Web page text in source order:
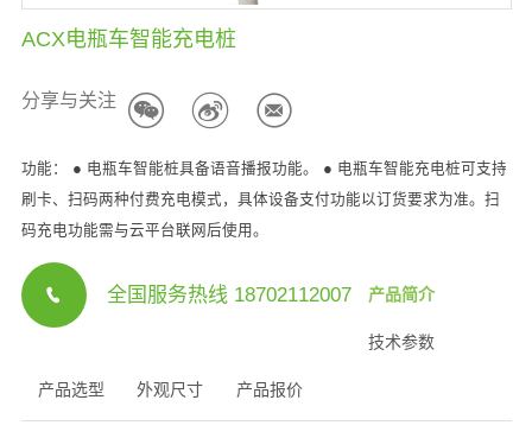
ACX电瓶车智能充电桩
分享与关注
功能： ● 电瓶车智能桩具备语音播报功能。 ● 电瓶车智能充电桩可支持
刷卡、扫码两种付费充电模式，具体设备支付功能以订货要求为准。扫
码充电功能需与云平台联网后使用。
全国服务热线 18702112007 产品简介
技术参数
产品选型 外观尺寸 产品报价